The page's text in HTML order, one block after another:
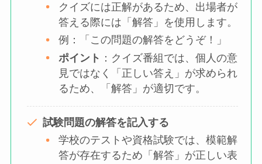
クイズには正解があるため、出場者が
答える際には「解答」を使用します。
例：「この問題の解答をどうぞ！」
ポイント ：クイズ番組では、個人の意
見ではなく「正しい答え」が求められ
るため、「解答」が適切です。
試験問題の解答を記入する
学校のテストや資格試験では、模範解
答が存在するため「解答」が正しい表